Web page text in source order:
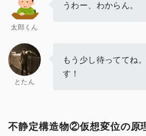
太郎くん
うわー、わからん。
とたん
もう少し待っててね
す！
不静定構造物②仮想変位の原